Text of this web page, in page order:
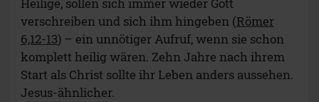
Heilige, sollen sich immer wieder Gott
verschreiben und sich ihm hingeben (Römer
6,12-13) – ein unnötiger Aufruf, wenn sie schon
komplett heilig wären. Zehn Jahre nach ihrem
Start als Christ sollte ihr Leben anders aussehen.
Jesus-ähnlicher.